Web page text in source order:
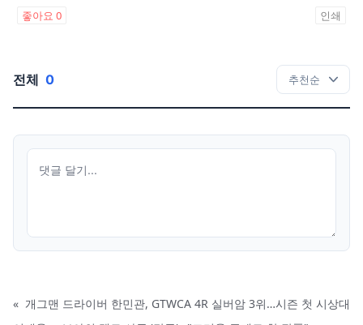
좋아요 0 인쇄
전체 0
« 개그맨 드라이버 한민관, GTWCA 4R 실버암 3위…시즌 첫 시상대